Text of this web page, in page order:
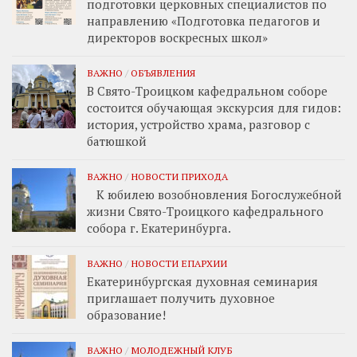
подготовки церковных специалистов по
направлению «Подготовка педагогов и
директоров воскресных школ»
ВАЖНО / ОБЪЯВЛЕНИЯ
В Свято-Троицком кафедральном соборе
состоится обучающая экскурсия для гидов:
история, устройство храма, разговор с
батюшкой
ВАЖНО / НОВОСТИ ПРИХОДА
К юбилею возобновления Богослужебной
жизни Свято-Троицкого кафедрального
собора г. Екатеринбурга.
ВАЖНО / НОВОСТИ ЕПАРХИИ
Екатеринбургская духовная семинария
приглашает получить духовное
образование!
ВАЖНО / МОЛОДЕЖНЫЙ КЛУБ